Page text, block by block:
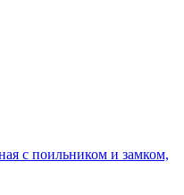
с поильником и замком,